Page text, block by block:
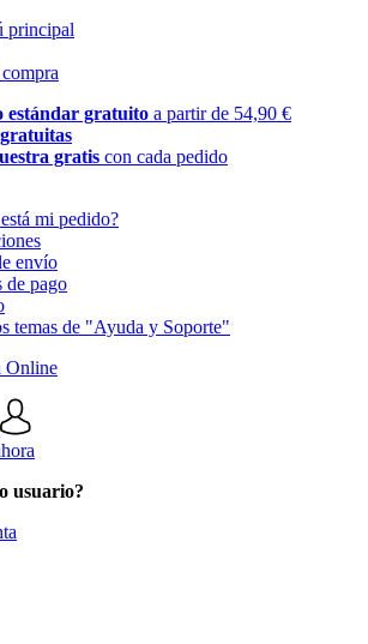
principal
estándar gratuito a partir de 54,90 €
gratis con cada pedido
mi pedido?
envío
de pago
temas de "Ayuda y Soporte"
usuario?